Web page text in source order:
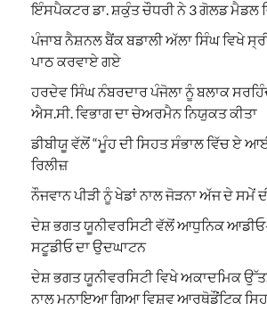
ਇੰਸਪੈਕਟਰ ਡਾ. ਸ਼ਕੁੰਤ ਚੌਧਰੀ ਨੇ 3 ਗੋਲਡ ਮੈਡਲ
ਪੰਜਾਬ ਨੈਸ਼ਨਲ ਬੈਂਕ ਬਡਾਲੀ ਅੱਲਾ ਸਿੰਘ ਵਿਖੇ
ਪਾਠ ਕਰਵਾਏ ਗਏ
ਹਰਦੇਵ ਸਿੰਘ ਨੰਬਰਦਾਰ ਪੰਜੋਲਾ ਨੂੰ ਬਲਾਕ
ਐਸ.ਸੀ. ਵਿਭਾਗ ਦਾ ਚੇਅਰਮੈਨ ਨਿਯੁਕਤ ਕੀਤਾ
ਡੀਬੀਯੂ ਵੱਲੋਂ “ਮੂੰਹ ਦੀ ਸਿਹਤ ਸੰਭਾਲ ਵਿੱਚ ਏ
ਰਿਲੀਜ਼
ਨੌਜਵਾਨ ਪੀੜੀ ਨੂੰ ਖੇਡਾਂ ਨਾਲ ਜੋੜਨਾ ਅੱਜ ਦੇ ਸਮੇਂ
ਦੇਸ਼ ਭਗਤ ਯੂਨੀਵਰਸਿਟੀ ਵੱਲੋਂ ਆਧੁਨਿਕ
ਸਟੂਡੀਓ ਦਾ ਉਦਘਾਟਨ
ਦੇਸ਼ ਭਗਤ ਯੂਨੀਵਰਸਿਟੀ ਵਿਖੇ ਅਕਾਦਮਿਕ
ਨਾਲ ਮਨਾਇਆ ਗਿਆ ਵਿਸ਼ਵ ਆਰਥੋਡੌਂਟਿਕ